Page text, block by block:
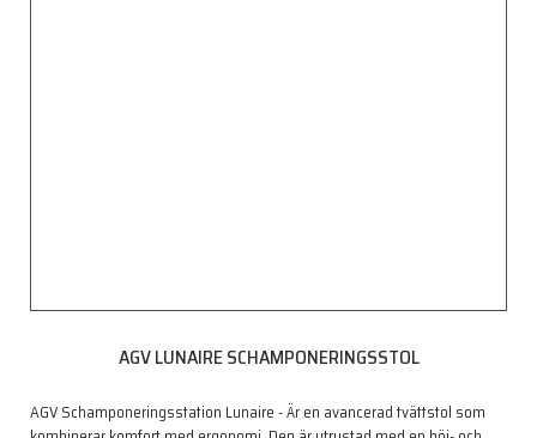
AGV LUNAIRE SCHAMPONERINGSSTOL
AGV Schamponeringsstation Lunaire - Är en avancerad tvättstol som